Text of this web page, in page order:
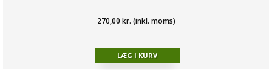
270,00 kr. (inkl. moms)